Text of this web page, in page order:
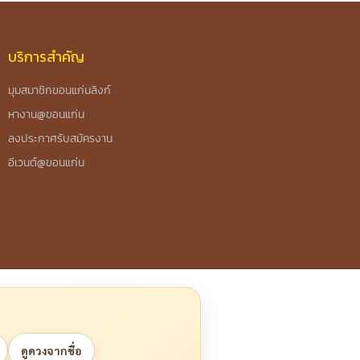
บริการสำคัญ
มุมสมาชิกขอนแก่นลิงก์
หางาน@ขอนแก่น
ลงประกาศรับสมัครงาน
อีเวนต์@ขอนแก่น
ดูดวงจากชื่อ